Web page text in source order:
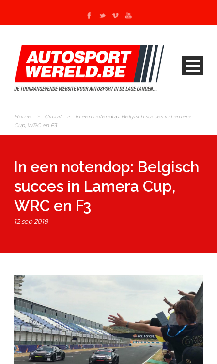
Home > Circuit >
In een notendop: Belgisch succes in Lamera
Cup, WRC en F3
In een notendop: Belgisch
succes in Lamera Cup,
WRC en F3
12 sep 2019